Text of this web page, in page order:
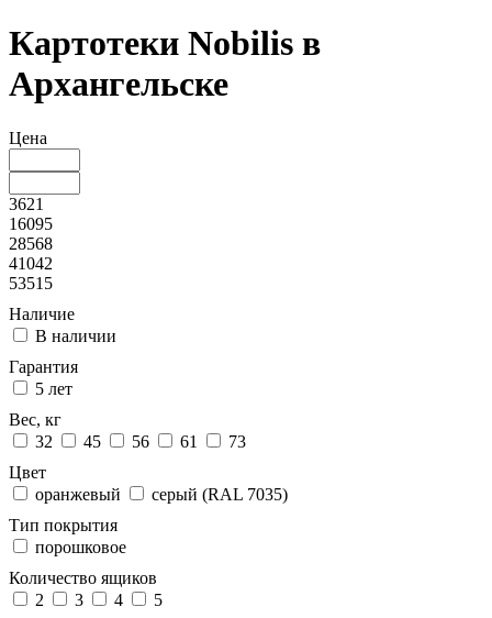
Картотеки Nobilis в
Архангельске
Цена
3621
16095
28568
41042
53515
Наличие
В наличии
Гарантия
5 лет
Вес, кг
32
45 56 61
73
Цвет
оранжевый
серый (RAL 7035)
Тип покрытия
порошковое
Количество ящиков
2
3 4
5